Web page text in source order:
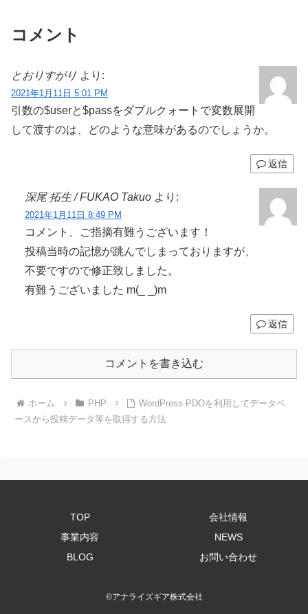
コメント
とおりすがり より:
2021年1月11日 5:01 PM
引数の$userと$passをダブルクォートで変数展開
して渡すのは、どのような意味があるのでしょうか。
返信
深尾 拓生 / FUKAO Takuo より:
2021年1月11日 8:49 PM
コメント、ご指摘有難うございます！
投稿当時の記憶が跳んでしまっておりますが、
不要ですので修正致しました。
有難うございました m(_ _)m
返信
コメントを書き込む
ホーム PHP
WordPress PDOを利用してデータベ
ースから投稿データ等を取得する方法
TOP
会社情報
事業内容
NEWS
BLOG
お問い合わせ
©アナライズギア株式会社